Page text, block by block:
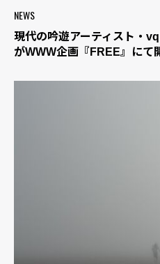
NEWS
現代の吟遊アーティスト・
がWWW企画『FREE』にて